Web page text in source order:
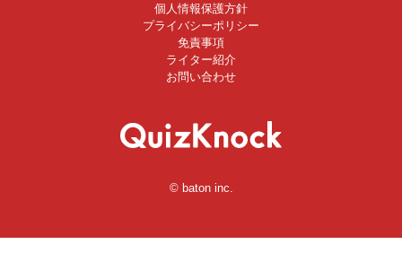
個人情報保護方針
プライバシーポリシー
免責事項
ライター紹介
お問い合わせ
© baton inc.